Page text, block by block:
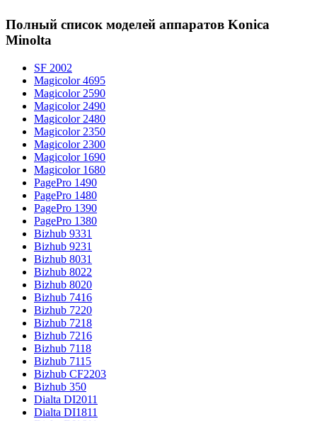
Полный список моделей аппаратов Konica
Minolta
SF 2002
Magicolor 4695
Magicolor 2590
Magicolor 2490
Magicolor 2480
Magicolor 2350
Magicolor 2300
Magicolor 1690
Magicolor 1680
PagePro 1490
PagePro 1480
PagePro 1390
PagePro 1380
Bizhub 9331
Bizhub 9231
Bizhub 8031
Bizhub 8022
Bizhub 8020
Bizhub 7416
Bizhub 7220
Bizhub 7218
Bizhub 7216
Bizhub 7118
Bizhub 7115
Bizhub CF2203
Bizhub 350
Dialta DI2011
Dialta DI1811